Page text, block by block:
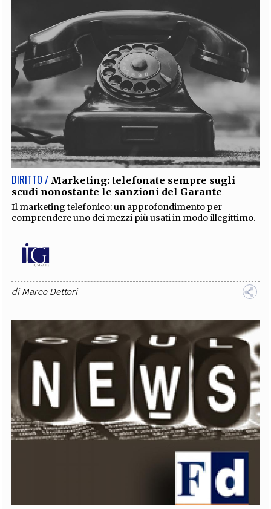
DIRITTO / Marketing: telefonate sempre sugli
scudi nonostante le sanzioni del Garante
Il marketing telefonico: un approfondimento per
comprendere uno dei mezzi più usati in modo illegittimo.
diMarco Dettori